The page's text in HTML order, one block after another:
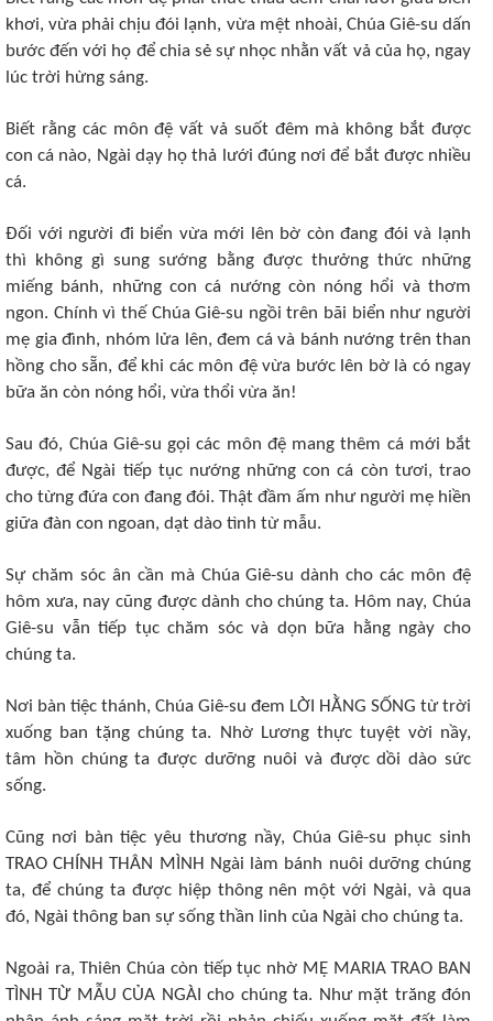
khơi, vừa phải chịu đói lạnh, vừa mệt nhoài, Chúa Giê-su dấn
bước đến với họ để chia sẻ sự nhọc nhằn vất vả của họ, ngay
lúc trời hừng sáng.
Biết rằng các môn đệ vất vả suốt đêm mà không bắt được
con cá nào, Ngài dạy họ thả lưới đúng nơi để bắt được nhiều
cá.
Đối với người đi biển vừa mới lên bờ còn đang đói và lạnh
thì không gì sung sướng bằng được thưởng thức những
miếng bánh, những con cá nướng còn nóng hổi và thơm
ngon. Chính vì thế Chúa Giê-su ngồi trên bãi biển như người
mẹ gia đình, nhóm lửa lên, đem cá và bánh nướng trên than
hồng cho sẵn, để khi các môn đệ vừa bước lên bờ là có ngay
bữa ăn còn nóng hổi, vừa thổi vừa ăn!
Sau đó, Chúa Giê-su gọi các môn đệ mang thêm cá mới bắt
được, để Ngài tiếp tục nướng những con cá còn tươi, trao
cho từng đứa con đang đói. Thật đầm ấm như người mẹ hiền
giữa đàn con ngoan, dạt dào tình từ mẫu.
Sự chăm sóc ân cần mà Chúa Giê-su dành cho các môn đệ
hôm xưa, nay cũng được dành cho chúng ta. Hôm nay, Chúa
Giê-su vẫn tiếp tục chăm sóc và dọn bữa hằng ngày cho
chúng ta.
Nơi bàn tiệc thánh, Chúa Giê-su đem LỜI HẰNG SỐNG từ trời
xuống ban tặng chúng ta. Nhờ Lương thực tuyệt vời nầy,
tâm hồn chúng ta được dưỡng nuôi và được dồi dào sức
sống.
Cũng nơi bàn tiệc yêu thương nầy, Chúa Giê-su phục sinh
TRAO CHÍNH THÂN MÌNH Ngài làm bánh nuôi dưỡng chúng
ta, để chúng ta được hiệp thông nên một với Ngài, và qua
đó, Ngài thông ban sự sống thần linh của Ngài cho chúng ta.
Ngoài ra, Thiên Chúa còn tiếp tục nhờ MẸ MARIA TRAO BAN
TÌNH TỪ MẪU CỦA NGÀI cho chúng ta. Như mặt trăng đón